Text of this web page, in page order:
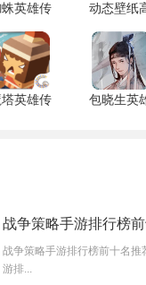
兵布阵，让你充分感
略
闲难度：固定历史线
周目，敌军一阶套装;
有主将技能切穿戴二
二阶套。各难度属性
英雄传
最新版
动态壁纸
清优选
7.4.0 安
版
塔英雄传
包晓生英
战争策略手游排行榜
战争策略手游排行榜前十名推
游排...